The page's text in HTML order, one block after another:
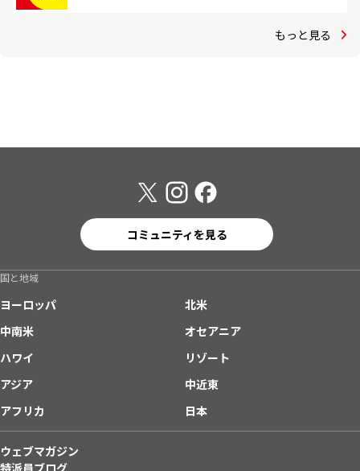
もっと見る
コミュニティを見る
国と地域
ヨーロッパ
北米
中南米
オセアニア
ハワイ
リゾート
アジア
中近東
アフリカ
日本
ウェブマガジン
特派員ブログ